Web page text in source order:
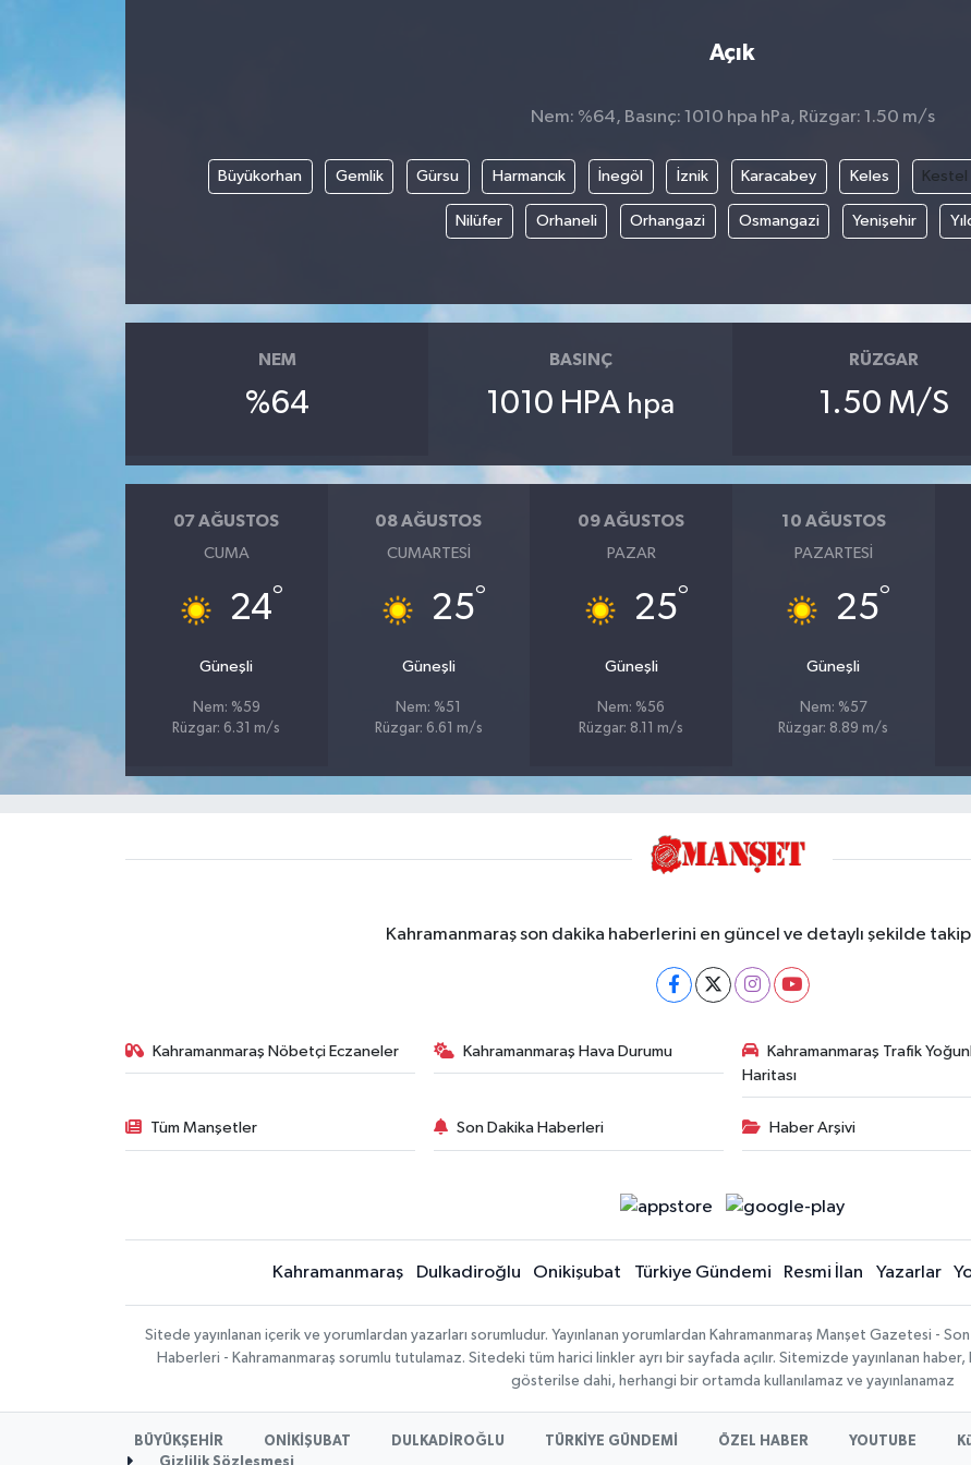
Açık
Nem: %64, Basınç: 1010 hpa hPa, Rüzgar: 1.50 m/s
Büyükorhan Gemlik Gürsu Harmancık İnegöl İznik Karacabey Keles Kestel
Nilüfer Orhaneli Orhangazi Osmangazi Yenişehir
NEM
%64
BASINÇ
1010 HPA hpa
RÜZGAR
1.50 M/S
07 AĞUSTOS
CUMA
24°
Güneşli
Nem: %59
Rüzgar: 6.31 m/s
08 AĞUSTOS
CUMARTESI
25°
Güneşli
Nem: %51
Rüzgar: 6.61 m/s
09 AĞUSTOS
PAZAR
25°
Güneşli
Nem: %56
Rüzgar: 8.11 m/s
10 AĞUSTOS
PAZARTESI
25°
Güneşli
Nem: %57
Rüzgar: 8.89 m/s
Kahramanmaraş son dakika haberlerini en güncel ve detaylı şekilde
Kahramanmaraş Nöbetçi Eczaneler Kahramanmaraş Hava Durumu
Kahramanmaraş Trafik
Haritası
Tüm Manşetler Son Dakika Haberleri Haber Arşivi
Kahramanmaraş Dulkadiroğlu Onikişubat Türkiye Gündemi Resmi İlan Yazarlar
Sitede yayınlanan içerik ve yorumlardan yazarları sorumludur. Yayınlanan yorumlardan Kahramanmaraş Manşet Gazetesi -
Haberleri - Kahramanmaraş sorumlu tutulamaz. Sitedeki tüm harici linkler ayrı bir sayfada açılır. Sitemizde yayınlanan haber,
gösterilse dahi, herhangi bir ortamda kullanılamaz ve yayınlanamaz
BÜYÜKŞEHİR ONİKİŞUBAT DULKADİROĞLU TÜRKİYE GÜNDEMİ ÖZEL HABER YOUTUBE
Gizlilik Sözleşmesi